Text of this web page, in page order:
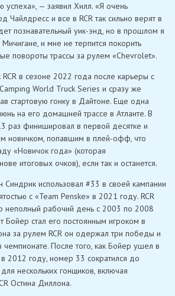
успеха», — заявил Хилл. «Я очень
Чайлдресс и все в RCR так сильно верят в
познавательный уик-энд, но в прошлом я
и мне не терпится покорить
повороты трассы за рулем «Chevrolet».
в сезоне 2022 года после карьеры с
World Truck Series и сразу же
стартовую гонку в Дайтоне. Еще одна
на его домашней трассе в Атланте. В
раз финишировал в первой десятке и
новичком, попавшим в плей-офф, что
«Новичок года» (которая
итоговых очков), если так и останется.
Синдрик использовал #33 в своей кампании
с «Team Penske» в 2021 году. RCR
неполный рабочий день с 2003 по 2008
Бойер стал его постоянным игроком в
за рулем RCR он одержал три победы и
чемпионате. После того, как Бойер ушел в
2012 году, номер 33 сократился до
нескольких гонщиков, включая
Остина Диллона.